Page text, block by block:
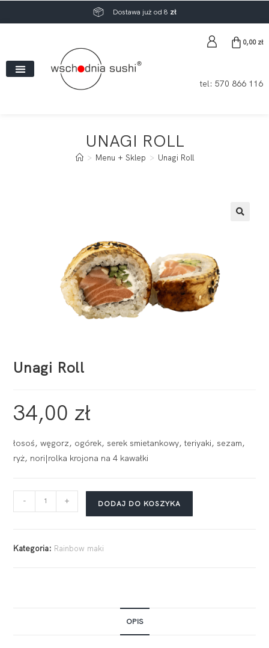
Dostawa już od 8 zł
0,00 zł
tel: 570 866 116
UNAGI ROLL
> Menu + Sklep > Unagi Roll
Unagi Roll
34,00 zł
łosoś, węgorz, ogórek, serek smietankowy, teriyaki, sezam,
ryż, nori|rolka krojona na 4 kawałki
- + DODAJ DO KOSZYKA
Kategoria: Rainbow maki
OPIS